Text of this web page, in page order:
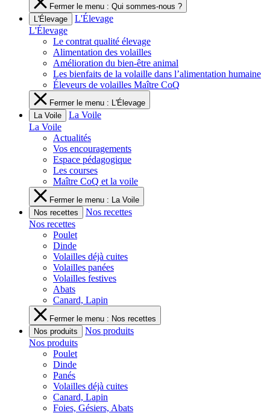
Fermer le menu : Qui sommes-nous ?
L'Élevage
L'Élevage
L'Élevage
Le contrat qualité élevage
Alimentation des volailles
Amélioration du bien-être animal
Les bienfaits de la volaille dans l’alimentation humaine
Éleveurs de volailles Maître CoQ
Fermer le menu : L'Élevage
La Voile
La Voile
La Voile
Actualités
Vos encouragements
Espace pédagogique
Les courses
Maître CoQ et la voile
Fermer le menu : La Voile
Nos recettes
Nos recettes
Nos recettes
Poulet
Dinde
Volailles déjà cuites
Volailles panées
Volailles festives
Abats
Canard, Lapin
Fermer le menu : Nos recettes
Nos produits
Nos produits
Nos produits
Poulet
Dinde
Panés
Volailles déjà cuites
Canard, Lapin
Foies, Gésiers, Abats